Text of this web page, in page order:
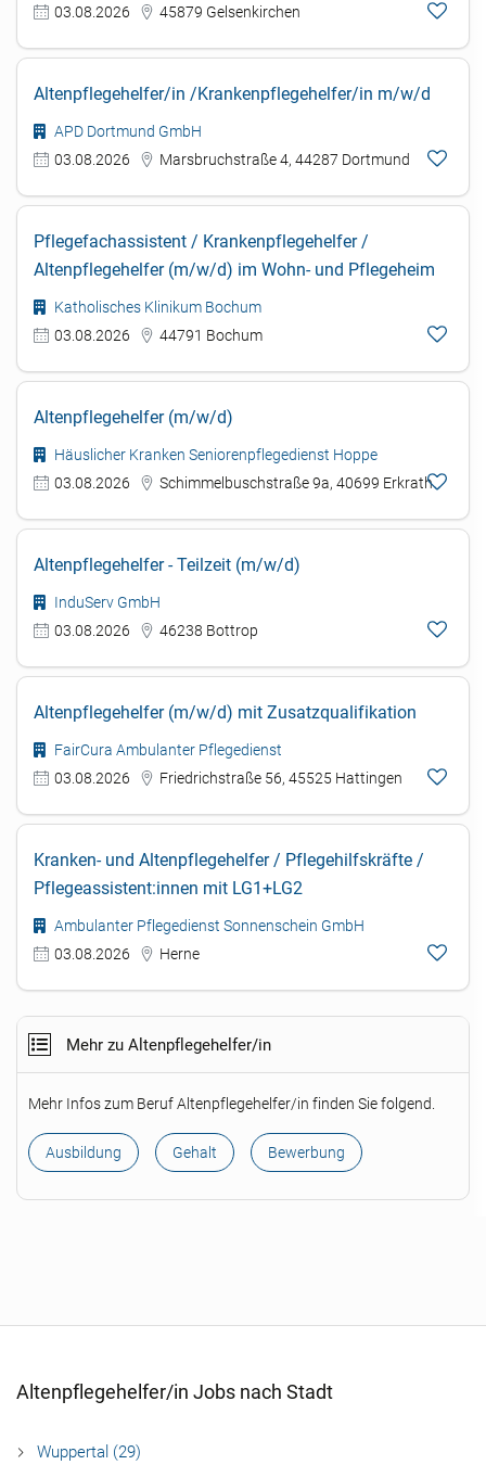
03.08.2026
45879 Gelsenkirchen
Altenpflegehelfer/in /Krankenpflegehelfer/in m/w/d
APD Dortmund GmbH
03.08.2026
Marsbruchstraße 4, 44287 Dortmund
Pflegefachassistent / Krankenpflegehelfer /
Altenpflegehelfer (m/w/d) im Wohn- und Pflegeheim
Katholisches Klinikum Bochum
03.08.2026
44791 Bochum
Altenpflegehelfer (m/w/d)
Häuslicher Kranken Seniorenpflegedienst Hoppe
03.08.2026
Schimmelbuschstraße 9a, 40699 Erkrath
Altenpflegehelfer - Teilzeit (m/w/d)
InduServ GmbH
03.08.2026
46238 Bottrop
Altenpflegehelfer (m/w/d) mit Zusatzqualifikation
FairCura Ambulanter Pflegedienst
03.08.2026
Friedrichstraße 56, 45525 Hattingen
Kranken- und Altenpflegehelfer / Pflegehilfskräfte /
Pflegeassistent:innen mit LG1+LG2
Ambulanter Pflegedienst Sonnenschein GmbH
03.08.2026
Herne
Mehr zu Altenpflegehelfer/in
Mehr Infos zum Beruf Altenpflegehelfer/in finden Sie folgend.
Ausbildung Gehalt Bewerbung
Altenpflegehelfer/in Jobs nach Stadt
Wuppertal (29)